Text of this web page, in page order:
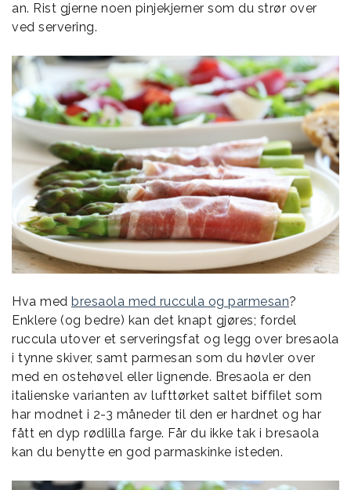
an. Rist gjerne noen pinjekjerner som du strør over
ved servering.
Hva med bresaola med ruccula og parmesan?
Enklere (og bedre) kan det knapt gjøres; fordel
ruccula utover et serveringsfat og legg over bresaola
i tynne skiver, samt parmesan som du høvler over
med en ostehøvel eller lignende. Bresaola er den
italienske varianten av lufttørket saltet biffilet som
har modnet i 2-3 måneder til den er hardnet og har
fått en dyp rødlilla farge. Får du ikke tak i bresaola
kan du benytte en god parmaskinke isteden.